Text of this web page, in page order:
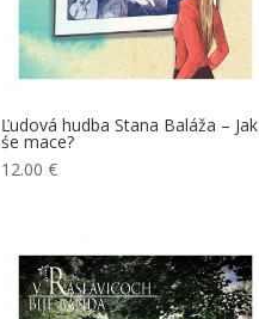
Ľudová hudba Stana Baláža – Jak
śe mace?
12.00€